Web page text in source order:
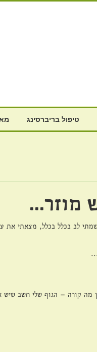
טיפול בריברסינג
מוזר...
לב בכלל בכלל, מצאתי את
קורה – הגוף שלי חשב שיש